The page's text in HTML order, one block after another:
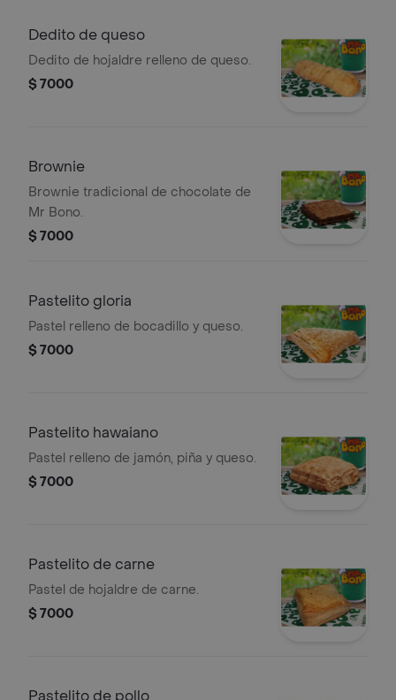
Dedito de queso
Dedito de hojaldre relleno de queso.
$ 7000
Brownie
Brownie tradicional de chocolate de
Mr Bono.
$ 7000
Pastelito gloria
Pastel relleno de bocadillo y queso.
$ 7000
Pastelito hawaiano
Pastel relleno de jamón, piña y queso.
$ 7000
Pastelito de carne
Pastel de hojaldre de carne.
$ 7000
Pastelito de pollo